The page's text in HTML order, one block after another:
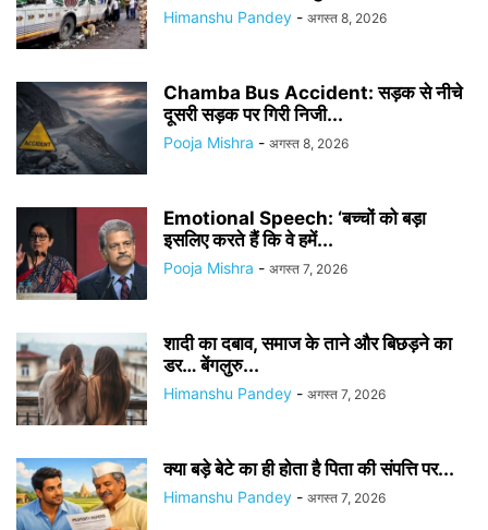
Himanshu Pandey - अगस्त 8, 2026
Chamba Bus Accident: सड़क से नीचे
दूसरी सड़क पर गिरी निजी...
Pooja Mishra - अगस्त 8, 2026
Emotional Speech: ‘बच्चों को बड़ा
इसलिए करते हैं कि वे हमें...
Pooja Mishra - अगस्त 7, 2026
शादी का दबाव, समाज के ताने और बिछड़ने का
डर… बेंगलुरु...
Himanshu Pandey - अगस्त 7, 2026
क्या बड़े बेटे का ही होता है पिता की संपत्ति पर...
Himanshu Pandey - अगस्त 7, 2026